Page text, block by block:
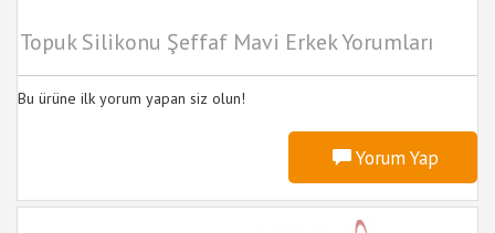
Topuk Silikonu Şeffaf Mavi Erkek Yorumları
Bu ürüne ilk yorum yapan siz olun!
Yorum Yap